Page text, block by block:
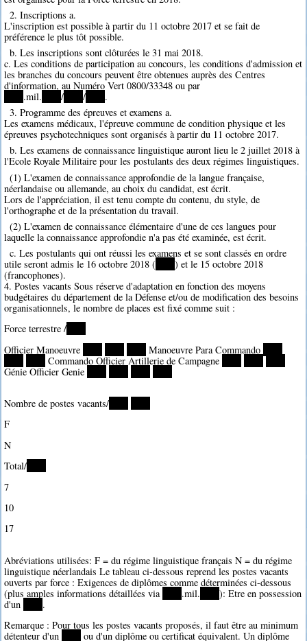
2. Inscriptions a.
L'inscription est possible à partir du 11 octobre 2017 et se fait de
préférence le plus tôt possible.
b. Les inscriptions sont clôturées le 31 mai 2018.
c. Les conditions de participation au concours, les conditions d'admission et
les branches du concours peuvent être obtenues auprès des Centres
d'information, au Numéro Vert 0800/33348 ou par
.mil. ****/ ****/
.
3. Programme des épreuves et examens a.
Les examens médicaux, l'épreuve commune de condition physique et les
épreuves psychotechniques sont organisés à partir du 11 octobre 2017.
b. Les examens de connaissance linguistique auront lieu le 2 juillet 2018 à
l'Ecole Royale Militaire pour les postulants des deux régimes linguistiques.
(1) L'examen de connaissance approfondie de la langue française,
néerlandaise ou allemande, au choix du candidat, est écrit.
Lors de l'appréciation, il est tenu compte du contenu, du style, de
l'orthographe et de la présentation du travail.
(2) L'examen de connaissance élémentaire d'une de ces langues pour
laquelle la connaissance approfondie n'a pas été examinée, est écrit.
c. Les postulants qui ont réussi les examens et se sont classés en ordre
utile seront admis le 16 octobre 2018 ( ****) et le 15 octobre 2018
(francophones).
4. Postes vacants Sous réserve d'adaptation en fonction des moyens
budgétaires du département de la Défense et/ou de modification des besoins
organisationnels, le nombre de places est fixé comme suit :
Force terrestre /
Officier Manoeuvre
Manoeuvre Para Commando
Commando Officier Artillerie de Campagne ****
Génie Officier Genie
Nombre de postes vacants/
F
N
Total/
7
10
17
Abréviations utilisées: F = du régime linguistique français N = du régime
linguistique néerlandais Le tableau ci-dessous reprend les postes vacants
ouverts par force : Exigences de diplômes comme déterminées ci-dessous
(plus amples informations détaillées via
.mil. ****): Etre en possession
d'un
.
Remarque : Pour tous les postes vacants proposés, il faut être au minimum
détenteur d'un
ou d'un diplôme ou certificat équivalent. Un diplôme